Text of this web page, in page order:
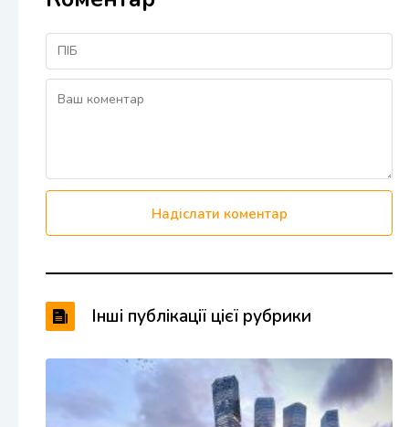
Надіслати коментар
Інші публікації цієї рубрики